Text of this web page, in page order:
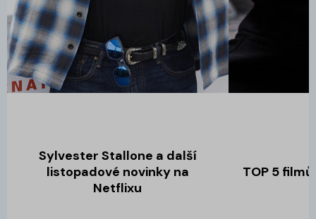
Sylvester Stallone a další
listopadové novinky na
Netflixu
TOP 5